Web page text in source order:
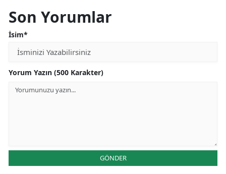
Son Yorumlar
İsim*
Yorum Yazın (500 Karakter)
GÖNDER